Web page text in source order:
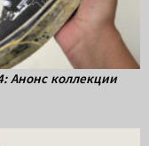
Анонс коллекции